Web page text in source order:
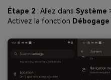
Étape 2 : Allez dans Système
Activez la fonction Débogage